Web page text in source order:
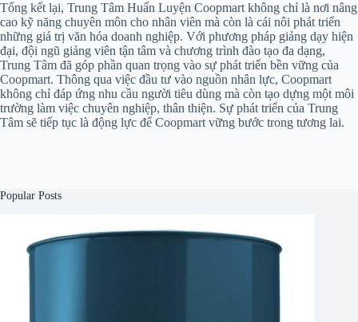
Tổng kết lại, Trung Tâm Huấn Luyện Coopmart không chỉ là nơi nâng
cao kỹ năng chuyên môn cho nhân viên mà còn là cái nôi phát triển
những giá trị văn hóa doanh nghiệp. Với phương pháp giảng dạy hiện
đại, đội ngũ giảng viên tận tâm và chương trình đào tạo đa dạng,
Trung Tâm đã góp phần quan trọng vào sự phát triển bền vững của
Coopmart. Thông qua việc đầu tư vào nguồn nhân lực, Coopmart
không chỉ đáp ứng nhu cầu người tiêu dùng mà còn tạo dựng một môi
trường làm việc chuyên nghiệp, thân thiện. Sự phát triển của Trung
Tâm sẽ tiếp tục là động lực để Coopmart vững bước trong tương lai.
Popular Posts